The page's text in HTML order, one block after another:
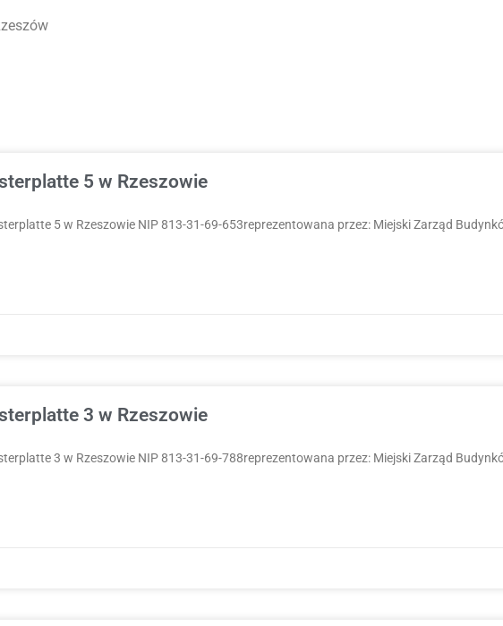
5 w Rzeszowie
5 w Rzeszowie NIP 813-31-69-653reprezentowana przez: Miejski Zarząd
3 w Rzeszowie
3 w Rzeszowie NIP 813-31-69-788reprezentowana przez: Miejski Zarząd